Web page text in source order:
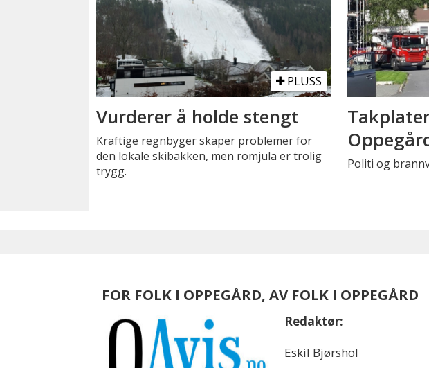
PLUSS
Vurderer å holde stengt
Kraftige regnbyger skaper problemer for
den lokale skibakken, men romjula er trolig
trygg.
Politi og
FOR FOLK I OPPEGÅRD, AV FOLK I OPPEGÅRD
Redaktør:
Eskil Bjørshol